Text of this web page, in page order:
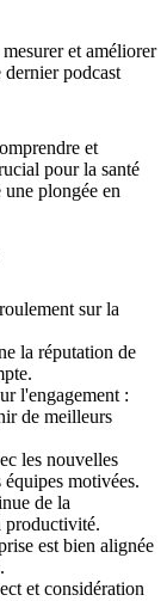
et améliorer
dernier podcast
et
pour la santé
plongée en
sur la
la réputation de
l'engagement :
de meilleurs
les nouvelles
motivées.
de la
productivité.
est bien alignée
et considération